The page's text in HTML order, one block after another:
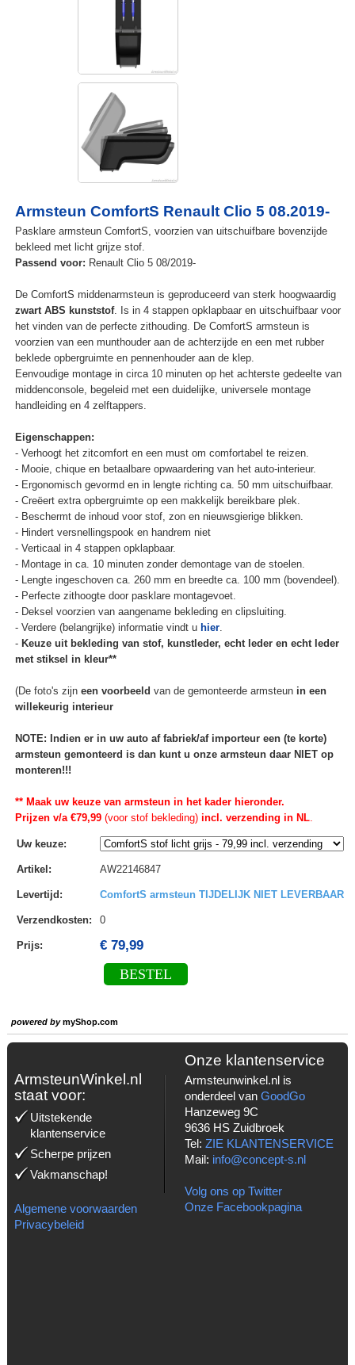
Armsteun ComfortS Renault Clio 5 08.2019-
Pasklare armsteun ComfortS, voorzien van uitschuifbare bovenzijde
bekleed met licht grijze stof.
Passend voor: Renault Clio 5 08/2019-
De ComfortS middenarmsteun is geproduceerd van sterk hoogwaardig
zwart ABS kunststof. Is in 4 stappen opklapbaar en uitschuifbaar voor
het vinden van de perfecte zithouding. De ComfortS armsteun is
voorzien van een munthouder aan de achterzijde en een met rubber
beklede opbergruimte en pennenhouder aan de klep.
Eenvoudige montage in circa 10 minuten op het achterste gedeelte van
middenconsole, begeleid met een duidelijke, universele montage
handleiding en 4 zelftappers.
Eigenschappen:
- Verhoogt het zitcomfort en een must om comfortabel te reizen.
- Mooie, chique en betaalbare opwaardering van het auto-interieur.
- Ergonomisch gevormd en in lengte richting ca. 50 mm uitschuifbaar.
- Creëert extra opbergruimte op een makkelijk bereikbare plek.
- Beschermt de inhoud voor stof, zon en nieuwsgierige blikken.
- Hindert versnellingspook en handrem niet
- Verticaal in 4 stappen opklapbaar.
- Montage in ca. 10 minuten zonder demontage van de stoelen.
- Lengte ingeschoven ca. 260 mm en breedte ca. 100 mm (bovendeel).
- Perfecte zithoogte door pasklare montagevoet.
- Deksel voorzien van aangename bekleding en clipsluiting.
- Verdere (belangrijke) informatie vindt u hier.
- Keuze uit bekleding van stof, kunstleder, echt leder en echt leder
met stiksel in kleur**
(De foto's zijn een voorbeeld van de gemonteerde armsteun in een
willekeurig interieur
NOTE: Indien er in uw auto af fabriek/af importeur een (te korte)
armsteun gemonteerd is dan kunt u onze armsteun daar NIET op
monteren!!!
** Maak uw keuze van armsteun in het kader hieronder.
Prijzen v/a €79,99(voor stof bekleding)incl. verzending in NL.
Uw keuze:
Artikel : AW22146847
Levertijd : ComfortS armsteun TIJDELIJK NIET LEVERBAAR
Verzendkosten: 0
Prijs: € 79,99
BESTEL
powered bymyShop.com
ArmsteunWinkel.nl
staat voor:
Uitstekende
klantenservice
Scherpe prijzen
Vakmanschap!
Algemene voorwaarden
Privacybeleid
Onze klantenservice
Armsteunwinkel.nl is
onderdeel van GoodGo
Hanzeweg 9C
9636 HS Zuidbroek
Tel: ZIE KLANTENSERVICE
Mail: info@concept-s.nl
Volg ons op Twitter
Onze Facebookpagina